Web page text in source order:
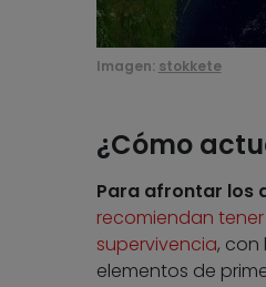
Imagen: stokkete
¿Cómo
Para afrontar los
recomiendan
supervivencia, con
elementos de